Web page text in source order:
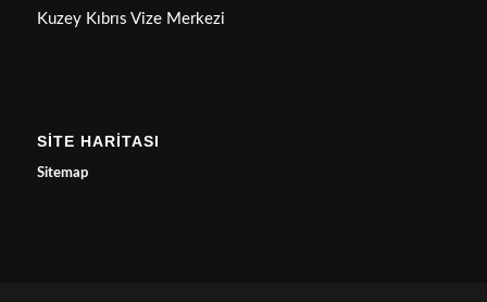
Kuzey Kıbrıs Vize Merkezi
SİTE HARİTASI
Sitemap